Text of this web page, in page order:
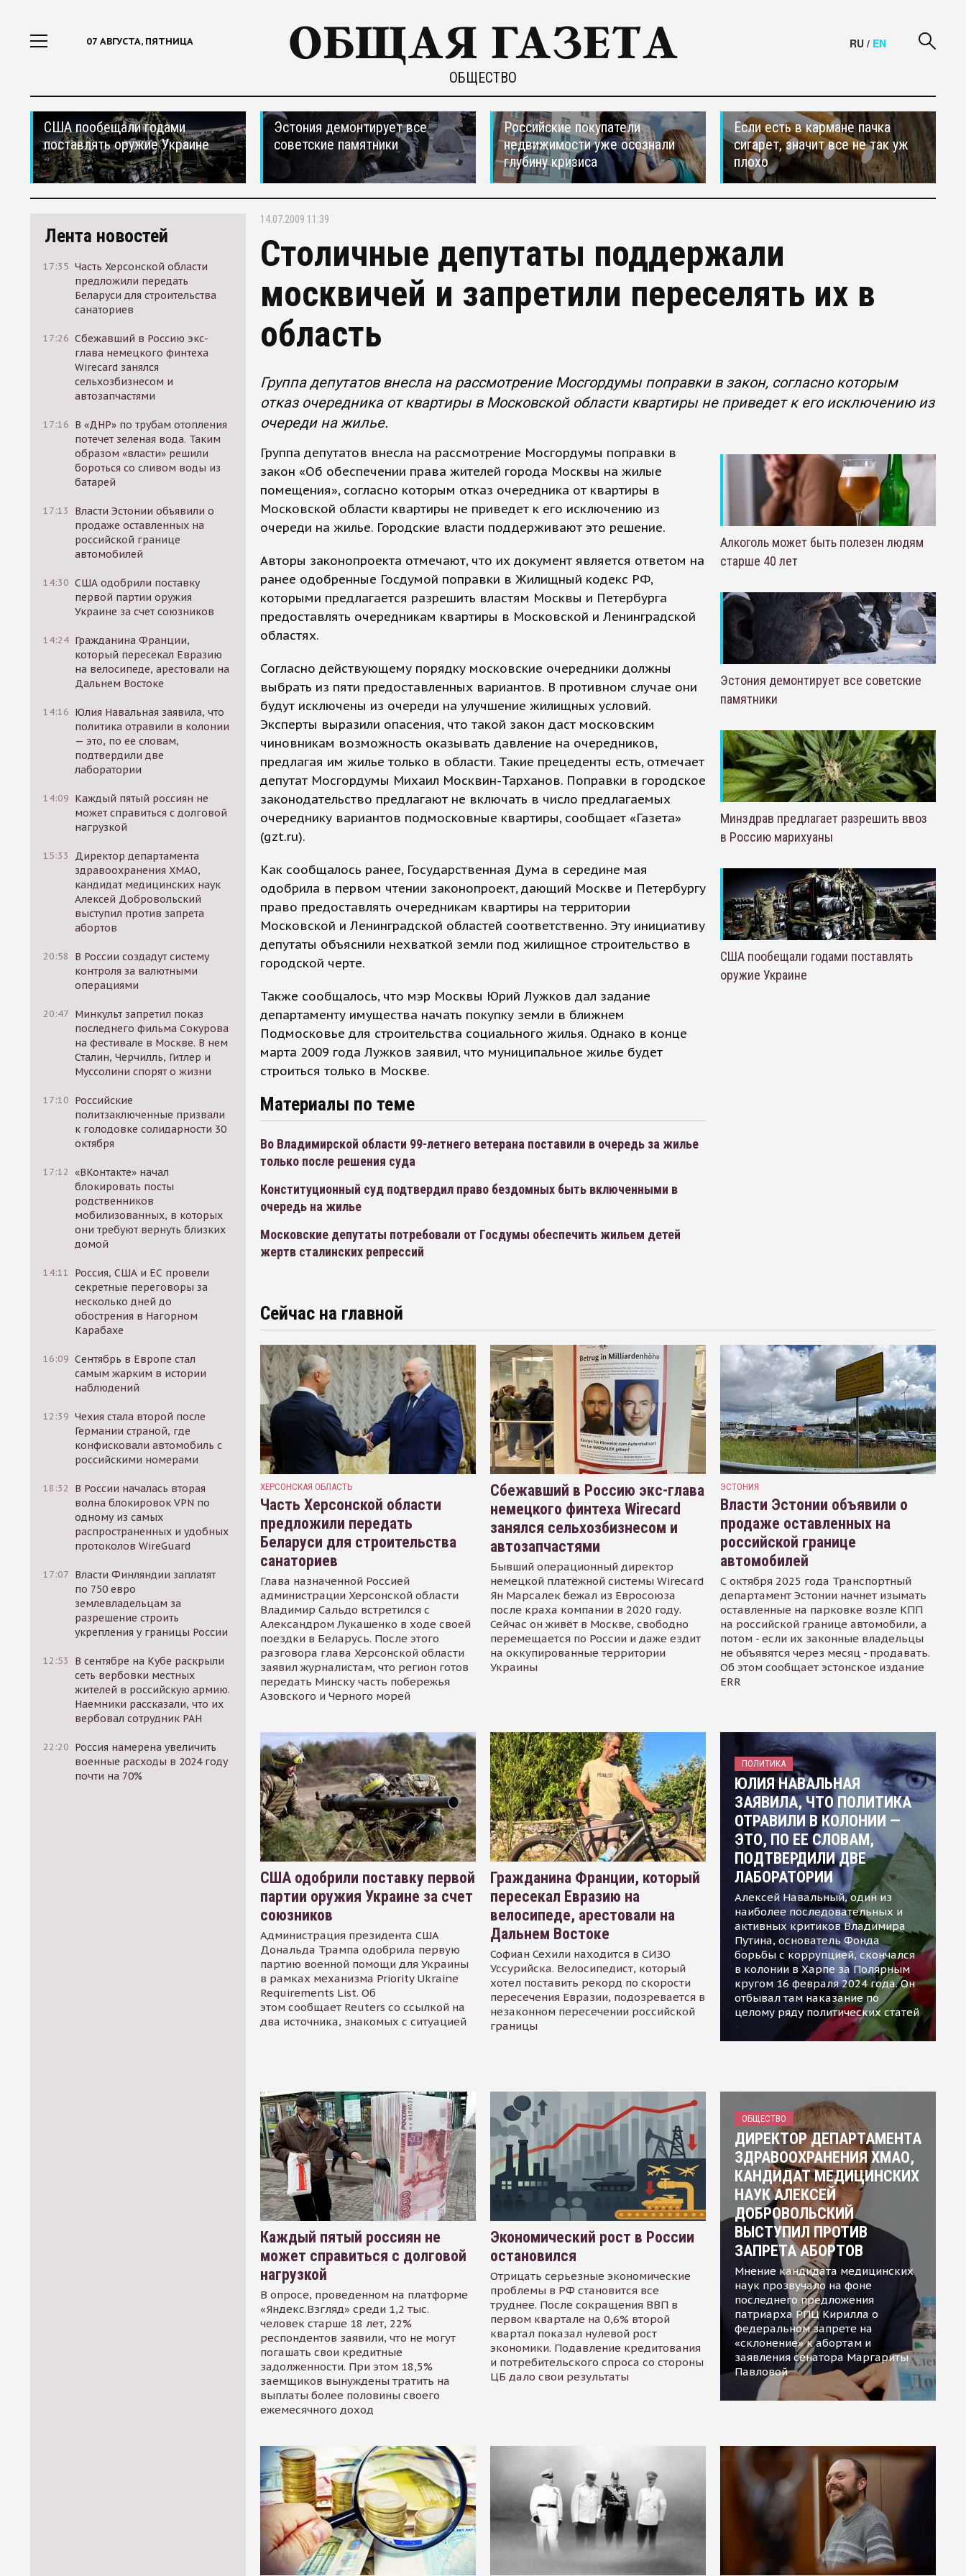
07 АВГУСТА, ПЯТНИЦА
ОБЩЕСТВО
RU / EN
США пообещали годами
поставлять оружие Украине
Эстония демонтирует все
советские памятники
Российские покупатели
недвижимости уже осознали
глубину кризиса
Если есть в кармане пачка
сигарет, значит все не так уж
плохо
Лента новостей
17:35 Часть Херсонской области
предложили передать
Беларуси для строительства
санаториев
17:26 Сбежавший в Россию экс-
глава немецкого финтеха
Wirecard занялся
сельхозбизнесом и
автозапчастями
17:16 В «ДНР» по трубам отопления
потечет зеленая вода. Таким
образом «власти» решили
бороться со сливом воды из
батарей
17:13
Власти Эстонии объявили о
продаже оставленных на
российской границе
автомобилей
14:30 США одобрили поставку
первой партии оружия
Украине за счет союзников
14:24 Гражданина Франции,
который пересекал Евразию
на велосипеде, арестовали на
Дальнем Востоке
14:16 Юлия Навальная заявила, что
политика отравили в колонии
— это, по ее словам,
подтвердили две
лаборатории
14:09 Каждый пятый россиян не
может справиться с долговой
нагрузкой
15:33
Директор департамента
здравоохранения ХМАО,
кандидат медицинских наук
Алексей Добровольский
выступил против запрета
абортов
20:58
В России создадут систему
контроля за валютными
операциями
20:47 Минкульт запретил показ
последнего фильма Сокурова
на фестивале в Москве. В нем
Сталин, Черчилль, Гитлер и
Муссолини спорят о жизни
17:10 Российские
политзаключенные призвали
к голодовке солидарности 30
октября
17:12 «ВКонтакте» начал
блокировать посты
родственников
мобилизованных, в которых
они требуют вернуть близких
домой
14:11
Россия, США и ЕС провели
секретные переговоры за
несколько дней до
обострения в Нагорном
Карабахе
16:09 Сентябрь в Европе стал
самым жарким в истории
наблюдений
12:39 Чехия стала второй после
Германии страной, где
конфисковали автомобиль с
российскими номерами
18:32
В России началась вторая
волна блокировок VPN по
одному из самых
распространенных и удобных
протоколов WireGuard
17:07 Власти Финляндии заплатят
по 750 евро
землевладельцам за
разрешение строить
укрепления у границы России
12:53
В сентябре на Кубе раскрыли
сеть вербовки местных
жителей в российскую армию.
Наемники рассказали, что их
вербовал сотрудник РАН
22:20 Россия намерена увеличить
военные расходы в 2024 году
почти на 70%
14.07.2009 11:39
Столичные депутаты поддержали
москвичей и запретили переселять их в
область
Группа депутатов внесла на рассмотрение Мосгордумы поправки в закон, согласно которым
отказ очередника от квартиры в Московской области квартиры не приведет к его исключению из
очереди на жилье.
Группа депутатов внесла на рассмотрение Мосгордумы поправки в
закон «Об обеспечении права жителей города Москвы на жилые
помещения», согласно которым отказ очередника от квартиры в
Московской области квартиры не приведет к его исключению из
очереди на жилье. Городские власти поддерживают это решение.
Авторы законопроекта отмечают, что их документ является ответом на
ранее одобренные Госдумой поправки в Жилищный кодекс РФ,
которыми предлагается разрешить властям Москвы и Петербурга
предоставлять очередникам квартиры в Московской и Ленинградской
областях.
Согласно действующему порядку московские очередники должны
выбрать из пяти предоставленных вариантов. В противном случае они
будут исключены из очереди на улучшение жилищных условий.
Эксперты выразили опасения, что такой закон даст московским
чиновникам возможность оказывать давление на очередников,
предлагая им жилье только в области. Такие прецеденты есть, отмечает
депутат Мосгордумы Михаил Москвин-Тарханов. Поправки в городское
законодательство предлагают не включать в число предлагаемых
очереднику вариантов подмосковные квартиры, сообщает «Газета»
(gzt.ru).
Как сообщалось ранее, Государственная Дума в середине мая
одобрила в первом чтении законопроект, дающий Москве и Петербургу
право предоставлять очередникам квартиры на территории
Московской и Ленинградской областей соответственно. Эту инициативу
депутаты объяснили нехваткой земли под жилищное строительство в
городской черте.
Также сообщалось, что мэр Москвы Юрий Лужков дал задание
департаменту имущества начать покупку земли в ближнем
Подмосковье для строительства социального жилья. Однако в конце
марта 2009 года Лужков заявил, что муниципальное жилье будет
строиться только в Москве.
Материалы по теме
Во Владимирской области 99-летнего ветерана поставили в очередь за жилье
только после решения суда
Конституционный суд подтвердил право бездомных быть включенными в
очередь на жилье
Московские депутаты потребовали от Госдумы обеспечить жильем детей
жертв сталинских репрессий
Алкоголь может быть полезен людям
старше 40 лет
Эстония демонтирует все советские
памятники
Минздрав предлагает разрешить ввоз
в Россию марихуаны
США пообещали годами поставлять
оружие Украине
Сейчас на главной
ХЕРСОНСКАЯ ОБЛАСТЬ
Часть Херсонской области
предложили передать
Беларуси для строительства
санаториев
Глава назначенной Россией
администрации Херсонской области
Владимир Сальдо встретился с
Александром Лукашенко в ходе своей
поездки в Беларусь. После этого
разговора глава Херсонской области
заявил журналистам, что регион готов
передать Минску часть побережья
Азовского и Черного морей
Сбежавший в Россию экс-глава
немецкого финтеха Wirecard
занялся сельхозбизнесом и
автозапчастями
Бывший операционный директор
немецкой платёжной системы Wirecard
Ян Марсалек бежал из Евросоюза
после краха компании в 2020 году.
Сейчас он живёт в Москве, свободно
перемещается по России и даже ездит
на оккупированные территории
Украины
ЭСТОНИЯ
Власти Эстонии объявили о
продаже оставленных на
российской границе
автомобилей
С октября 2025 года Транспортный
департамент Эстонии начнет изымать
оставленные на парковке возле КПП
на российской границе автомобили, а
потом - если их законные владельцы
не объявятся через месяц - продавать.
Об этом сообщает эстонское издание
ERR
США одобрили поставку первой
партии оружия Украине за счет
союзников
Администрация президента США
Дональда Трампа одобрила первую
партию военной помощи для Украины
в рамках механизма Priority Ukraine
Requirements List. Об
этом сообщает Reuters со ссылкой на
два источника, знакомых с ситуацией
Гражданина Франции, который
пересекал Евразию на
велосипеде, арестовали на
Дальнем Востоке
Софиан Сехили находится в СИЗО
Уссурийска. Велосипедист, который
хотел поставить рекорд по скорости
пересечения Евразии, подозревается в
незаконном пересечении российской
границы
ПОЛИТИКА
ЮЛИЯ НАВАЛЬНАЯ
ЗАЯВИЛА, ЧТО ПОЛИТИКА
ОТРАВИЛИ В КОЛОНИИ —
ЭТО, ПО ЕЕ СЛОВАМ,
ПОДТВЕРДИЛИ ДВЕ
ЛАБОРАТОРИИ
Алексей Навальный, один из
наиболее последовательных и
активных критиков Владимира
Путина, основатель Фонда
борьбы с коррупцией, скончался
в колонии в Харпе за Полярным
кругом 16 февраля 2024 года. Он
отбывал там наказание по
целому ряду политических статей
Каждый пятый россиян не
может справиться с долговой
нагрузкой
В опросе, проведенном на платформе
«Яндекс.Взгляд» среди 1,2 тыс.
человек старше 18 лет, 22%
респондентов заявили, что не могут
погашать свои кредитные
задолженности. При этом 18,5%
заемщиков вынуждены тратить на
выплаты более половины своего
ежемесячного доход
Экономический рост в России
остановился
Отрицать серьезные экономические
проблемы в РФ становится все
труднее. После сокращения ВВП в
первом квартале на 0,6% второй
квартал показал нулевой рост
экономики. Подавление кредитования
и потребительского спроса со стороны
ЦБ дало свои результаты
ОБЩЕСТВО
ДИРЕКТОР ДЕПАРТАМЕНТА
ЗДРАВООХРАНЕНИЯ ХМАО,
КАНДИДАТ МЕДИЦИНСКИХ
НАУК АЛЕКСЕЙ
ДОБРОВОЛЬСКИЙ
ВЫСТУПИЛ ПРОТИВ
ЗАПРЕТА АБОРТОВ
Мнение кандидата медицинских
наук прозвучало на фоне
последнего предложения
патриарха РПЦ Кирилла о
федеральном запрете на
«склонение» к абортам и
заявления сенатора Маргариты
Павловой